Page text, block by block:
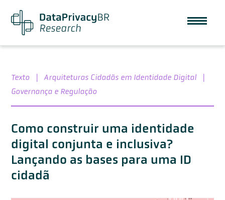
Texto | Arquiteturas Cidadãs em Identidade Digital
|
Governança e Regulação
Como construir uma identidade
digital conjunta e inclusiva?
Lançando as bases para uma ID
cidadã